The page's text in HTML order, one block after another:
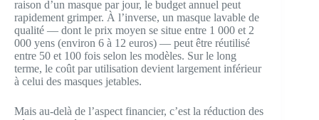
raison d’un masque par jour, le budget annuel peut
rapidement grimper. À l’inverse, un masque lavable de
qualité — dont le prix moyen se situe entre 1 000 et 2
000 yens (environ 6 à 12 euros) — peut être réutilisé
entre 50 et 100 fois selon les modèles. Sur le long
terme, le coût par utilisation devient largement inférieur
à celui des masques jetables.
Mais au-delà de l’aspect financier, c’est la réduction des